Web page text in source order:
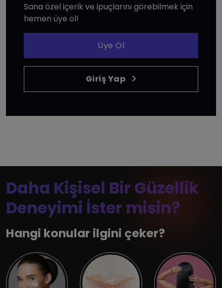
Sana özel içerik ve ipuçlarını görebilmek için
hemen üye ol!
Üye Ol
Giriş Yap
Daha Kişisel Bir Güzellik
Deneyimi İster misin?
Hangi konular ilgini çeker?